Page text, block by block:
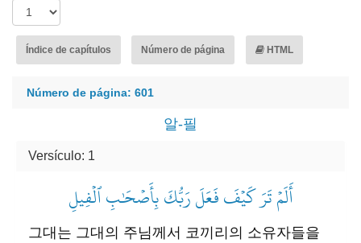
Índice de capítulos Número de página HTML
Número de página: 601
알-필
Versículo: 1
أَلَمۡ تَرَ كَيۡفَ فَعَلَ رَبُّكَ بِأَصۡحَٰبِ ٱلۡفِيلِ
그대는 그대의 주님께서 코끼리의 소유자들을